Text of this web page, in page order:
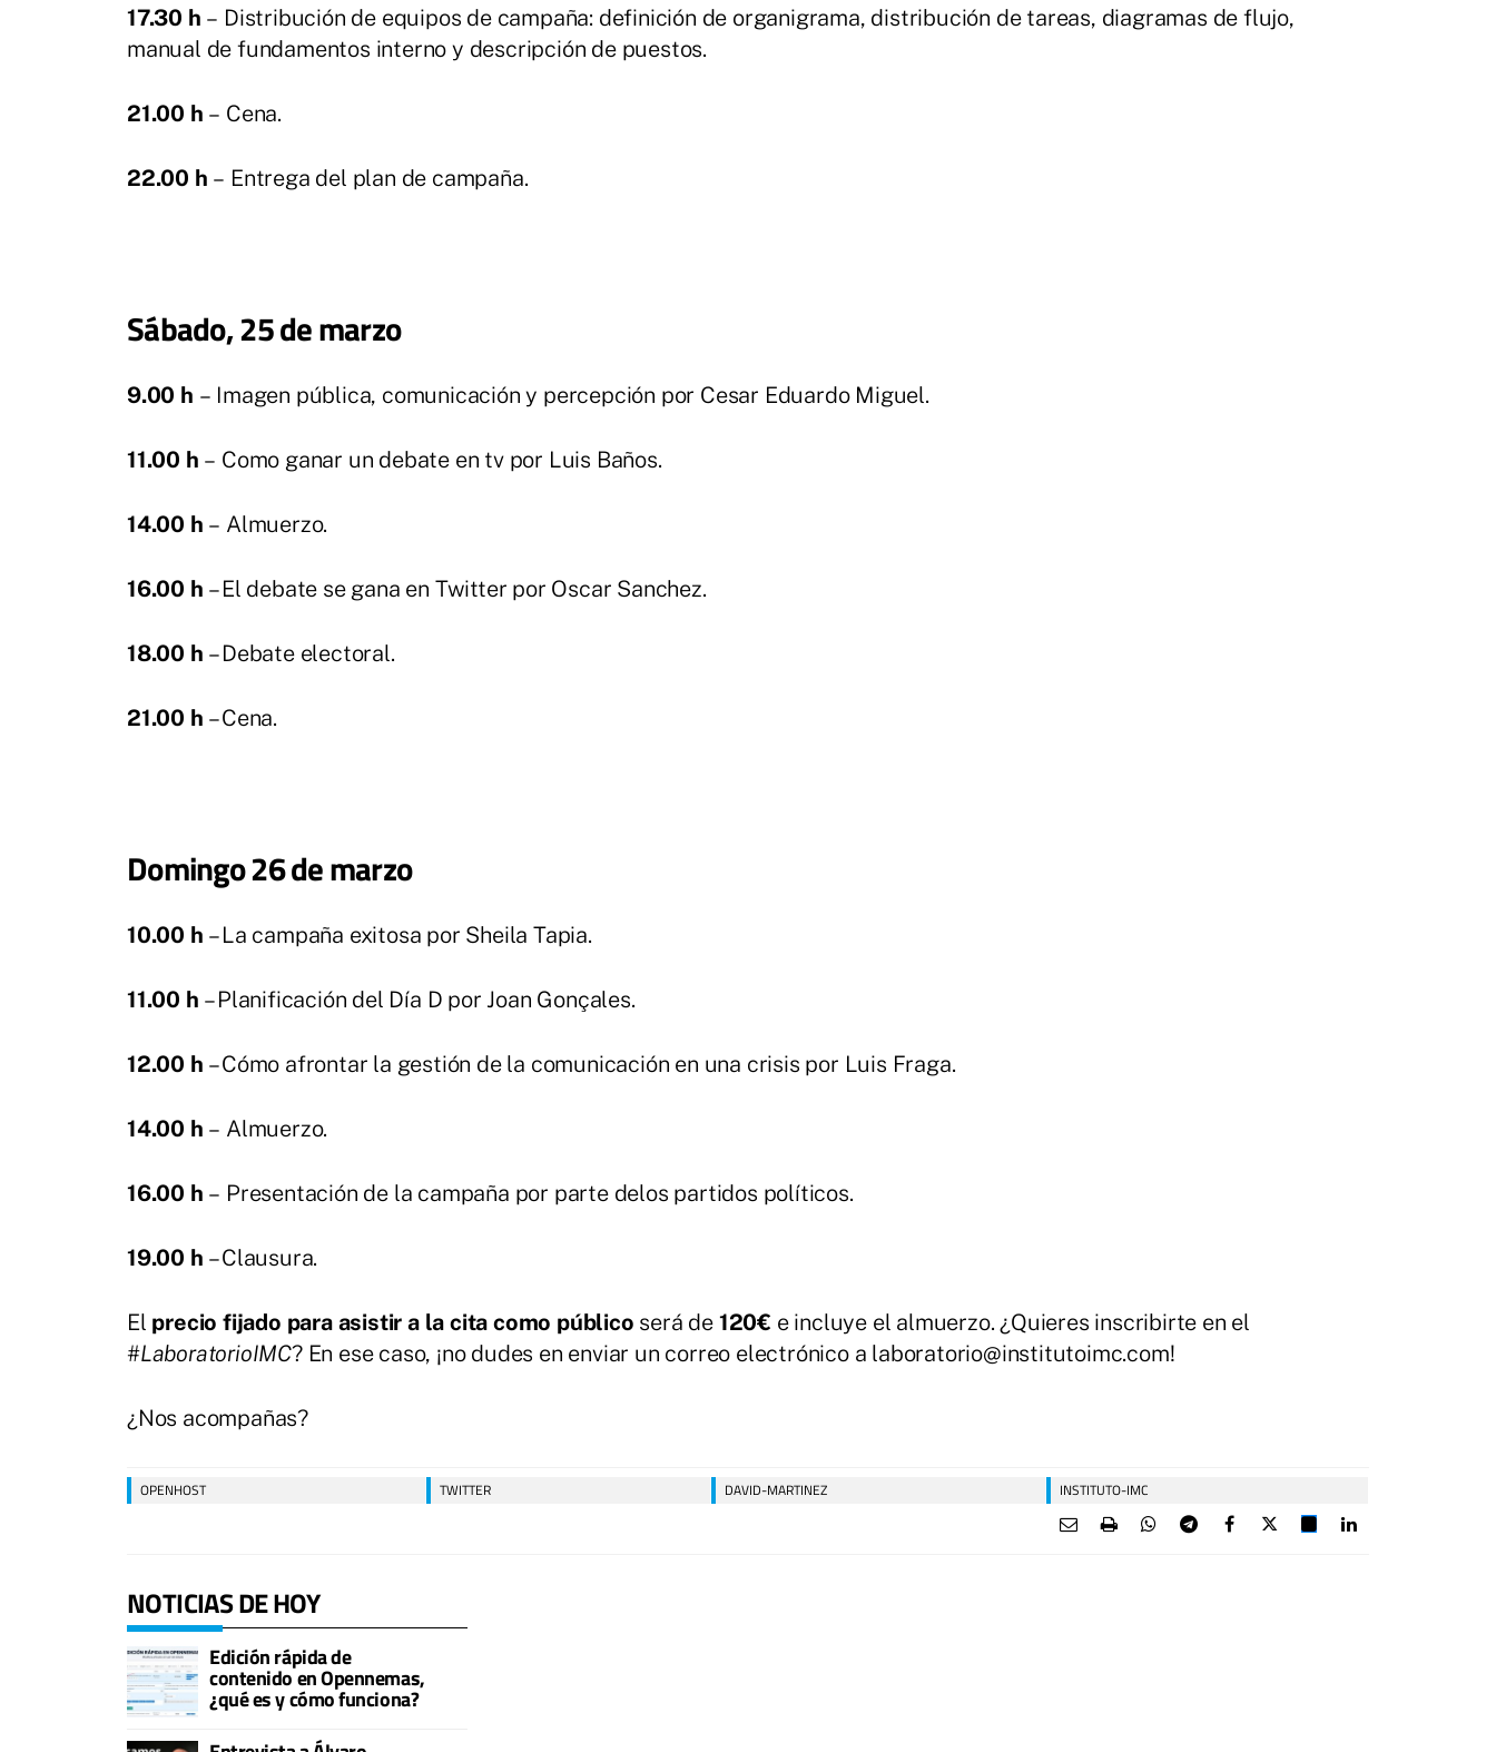
17.30 h – Distribución de equipos de campaña: definición de organigrama, distribución de tareas, diagramas de flujo,
manual de fundamentos interno y descripción de puestos.
21.00 h – Cena.
22.00 h – Entrega del plan de campaña.
Sábado, 25 de marzo
9.00 h – Imagen pública, comunicación y percepción por Cesar Eduardo Miguel.
11.00 h – Como ganar un debate en tv por Luis Baños.
14.00 h – Almuerzo.
16.00 h – El debate se gana en Twitter por Oscar Sanchez.
18.00 h – Debate electoral.
21.00 h – Cena.
Domingo 26 de marzo
10.00 h – La campaña exitosa por Sheila Tapia.
11.00 h – Planificación del Día D por Joan Gonçales.
12.00 h – Cómo afrontar la gestión de la comunicación en una crisis por Luis Fraga.
14.00 h – Almuerzo.
16.00 h – Presentación de la campaña por parte delos partidos políticos.
19.00 h – Clausura.
El precio fijado para asistir a la cita como público será de 120€ e incluye el almuerzo. ¿Quieres inscribirte en el
#LaboratorioIMC? En ese caso, ¡no dudes en enviar un correo electrónico a laboratorio@institutoimc.com!
¿Nos acompañas?
OPENHOST TWITTER DAVID-MARTINEZ INSTITUTO-IMC
NOTICIAS DE HOY
Edición rápida de
contenido en Opennemas,
¿qué es y cómo funciona?